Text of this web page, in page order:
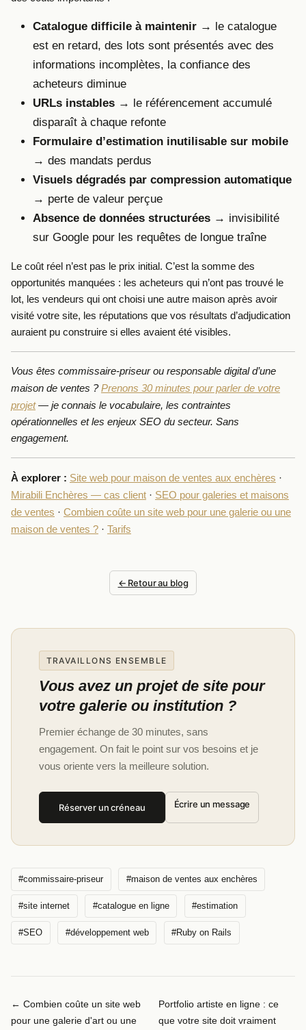
Catalogue difficile à maintenir → le catalogue
est en retard, des lots sont présentés avec des
informations incomplètes, la confiance des
acheteurs diminue
URLs instables → le référencement accumulé
disparaît à chaque refonte
Formulaire d’estimation inutilisable sur mobile
→ des mandats perdus
Visuels dégradés par compression automatique
→ perte de valeur perçue
Absence de données structurées → invisibilité
sur Google pour les requêtes de longue traîne
Le coût réel n’est pas le prix initial. C’est la somme des
opportunités manquées : les acheteurs qui n’ont pas trouvé le
lot, les vendeurs qui ont choisi une autre maison après avoir
visité votre site, les réputations que vos résultats d’adjudication
auraient pu construire si elles avaient été visibles.
Vous êtes commissaire-priseur ou responsable digital d’une
maison de ventes ?Prenons 30 minutes pour parler de votre
projet— je connais le vocabulaire, les contraintes
opérationnelles et les enjeux SEO du secteur. Sans
engagement.
À explorer : Site web pour maison de ventes aux enchères ·
Mirabili Enchères — cas client · SEO pour galeries et maisons
de ventes · Combien coûte un site web pour une galerie ou une
maison de ventes ? · Tarifs
← Retour au blog
TRAVAILLONS ENSEMBLE
Vous avez un projet de site pour
votre galerie ou institution ?
Premier échange de 30 minutes, sans
engagement. On fait le point sur vos besoins et je
vous oriente vers la meilleure solution.
Réserver un créneau Écrire un message
#commissaire-priseur #maison de ventes aux enchères
#site internet #catalogue en ligne #estimation
#SEO #développement web #Ruby on Rails
← Combien coûte un site web
pour une galerie d'art ou une
Portfolio artiste en ligne : ce
que votre site doit vraiment